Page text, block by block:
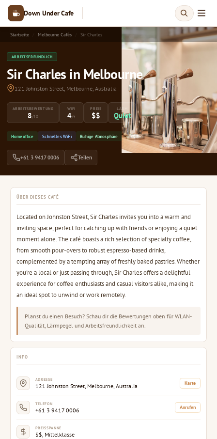
Down Under Cafe
Startseite Melbourne Cafés Sir Charles
ARBEITSFREUNDLICH
Sir Charles in Melbourne
121 Johnston Street, Melbourne, Australia
ARBEITSBEWERTUNG
8/10
WIFI
4/5
PREIS
$$
LÄRM
Quiet
Homeoffice Schnelles WiFi Ruhige Atmosphäre
+61 3 9417 0006 Teilen
ÜBER DIESES CAFÉ
Located on Johnston Street, Sir Charles invites you into a warm and
inviting space, perfect for catching up with friends or enjoying a quiet
moment alone. The café boasts a rich selection of specialty coffee,
from smooth pour-overs to robust espresso-based drinks,
complemented by a tempting array of freshly baked pastries. Whether
you're a local or just passing through, Sir Charles offers a delightful
experience for coffee enthusiasts and casual visitors alike, making it
an ideal spot to unwind or work remotely.
Planst du einen Besuch? Schau dir die Bewertungen oben für WLAN-
Qualität, Lärmpegel und Arbeitsfreundlichkeit an.
INFO
ADRESSE
121 Johnston Street, Melbourne, Australia Karte
TELEFON
+61 3 9417 0006 Anrufen
PREISSPANNE
$$, Mittelklasse